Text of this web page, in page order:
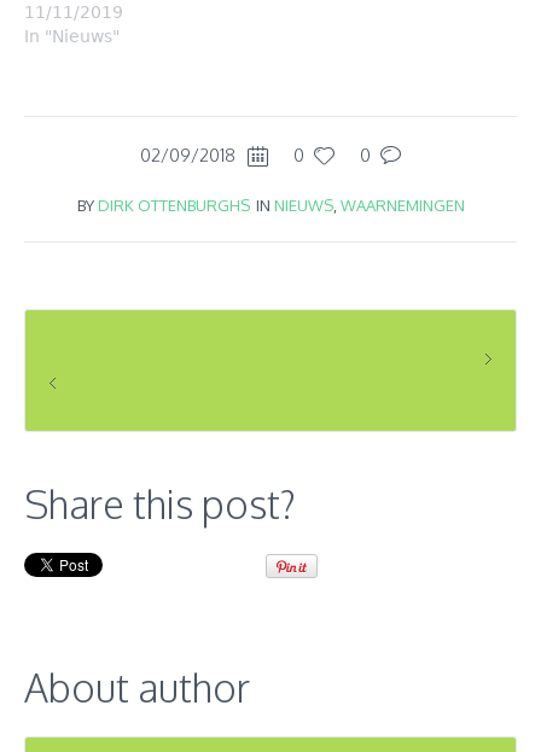
11/11/2019
In "Nieuws"
02/09/2018 0 0
BYDIRK OTTENBURGHS IN NIEUWS,WAARNEMINGEN
Share this post?
About author